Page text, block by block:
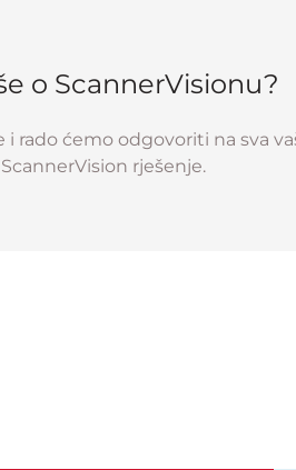
o ScannerVisionu?
i rado ćemo odgovoriti na sva
rješenje.